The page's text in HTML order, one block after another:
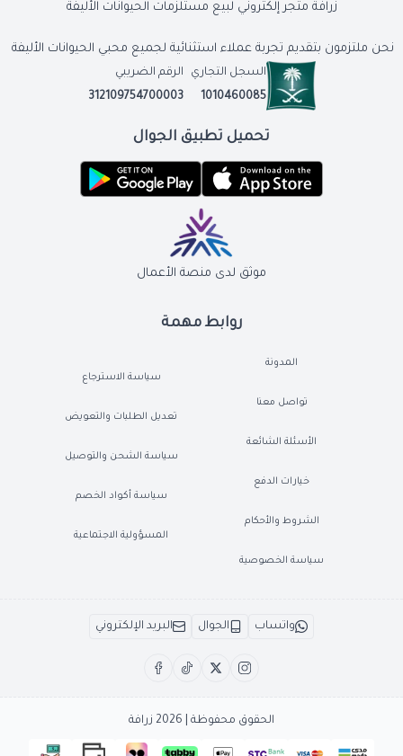
روابط مهمة
المدونة
تواصل معنا
الأسئلة الشائعة
خيارات الدفع
الشروط والأحكام
سياسة الخصوصية
سياسة الاسترجاع
تعديل الطلبات والتعويض
سياسة الشحن والتوصيل
سياسة أكواد الخصم
المسؤولية الاجتماعية
زرافة متجر إلكتروني لبيع مستلزمات الحيوانات الأليفة
نحن ملتزمون بتقديم تجربة عملاء استثنائية لجميع محبي الحيوانات الأليفة
السجل التجاري
1010460085
الرقم الضريبي
312109754700003
تحميل تطبيق الجوال
موثق لدى منصة الأعمال
واتساب الجوال البريد الإلكتروني
الحقوق محفوظة | 2026 زرافة